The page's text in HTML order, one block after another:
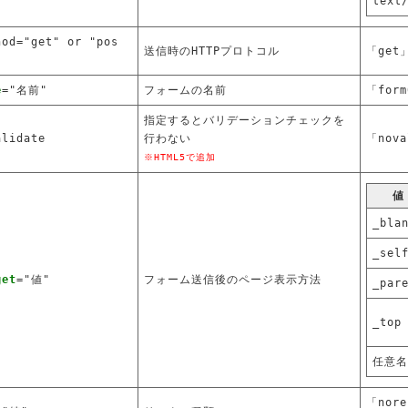
or "pos
送信時のHTTPプロトコル 「get
="名前" フォームの名前 「
指定するとバリデーションチェックを
行わない
※HTML5で追加
「
="値" フォーム送信後のページ表示方法
値
_self
_top
任意名
「